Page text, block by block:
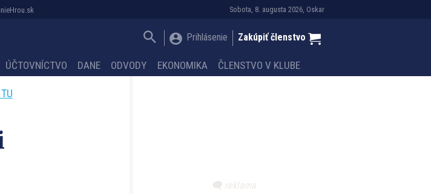
Sobota, 8. augusta 2026, Oskar
Prihlásenie Zakúpiť členstvo
ÚČTOVNÍCTVO DANE ODVODY EKONOMIKA ČLENSTVO V KLUBE